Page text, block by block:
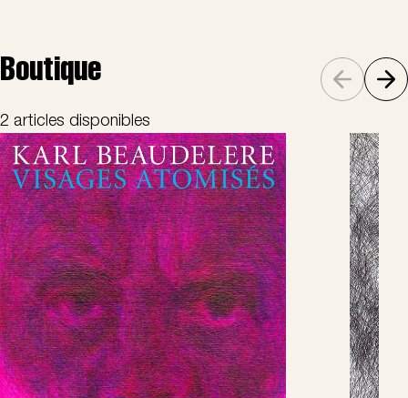
Boutique
2 articles disponibles